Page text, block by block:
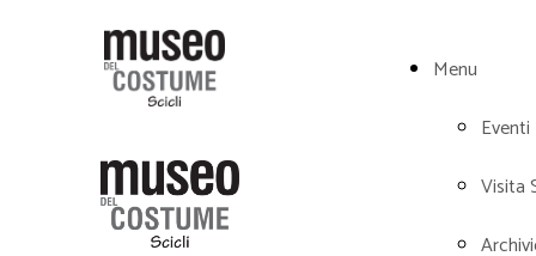
Menu
Eventi
Visita